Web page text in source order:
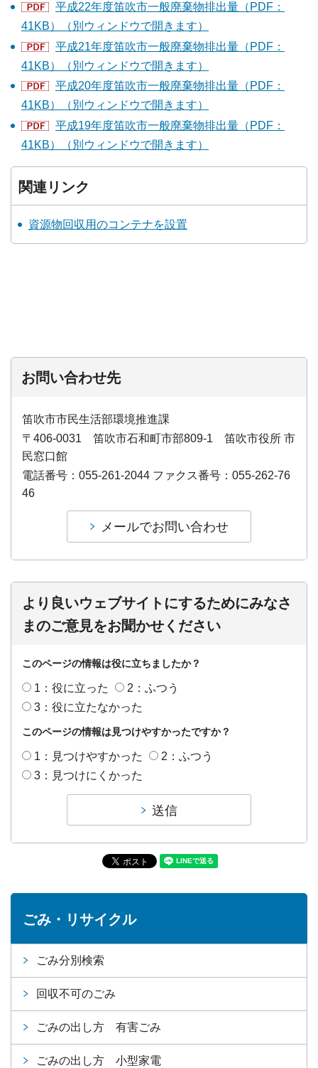
平成22年度笛吹市一般廃棄物排出量（PDF：
41KB）（別ウィンドウで開きます）
平成21年度笛吹市一般廃棄物排出量（PDF：
41KB）（別ウィンドウで開きます）
平成20年度笛吹市一般廃棄物排出量（PDF：
41KB）（別ウィンドウで開きます）
平成19年度笛吹市一般廃棄物排出量（PDF：
41KB）（別ウィンドウで開きます）
関連リンク
資源物回収用のコンテナを設置
お問い合わせ先
笛吹市市民生活部環境推進課
〒406-0031 笛吹市石和町市部809-1 笛吹市役所 市
民窓口館
電話番号：055-261-2044 ファクス番号：055-262-76
46
より良いウェブサイトにするためにみなさ
まのご意見をお聞かせください
このページの情報は役に立ちましたか？
1：役に立った
2：ふつう
3：役に立たなかった
このページの情報は見つけやすかったですか？
1：見つけやすかった
2：ふつう
3：見つけにくかった
ごみ・リサイクル
ごみ分別検索
回収不可のごみ
ごみの出し方 有害ごみ
ごみの出し方 小型家電